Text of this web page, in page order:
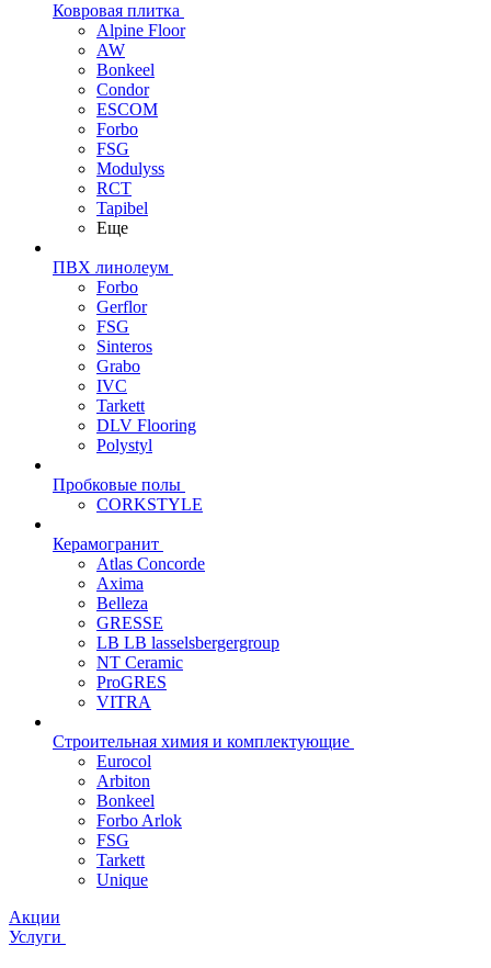
Ковровая плитка
Alpine Floor
AW
Bonkeel
Condor
ESCOM
Forbo
FSG
Modulyss
RCT
Tapibel
Еще
ПВХ линолеум
Forbo
Gerflor
FSG
Sinteros
Grabo
IVC
Tarkett
DLV Flooring
Polystyl
Пробковые полы
CORKSTYLE
Керамогранит
Atlas Concorde
Axima
Belleza
GRESSE
LB LB lasselsbergergroup
NT Ceramic
ProGRES
VITRA
Строительная химия и комплектующие
Eurocol
Arbiton
Bonkeel
Forbo Arlok
FSG
Tarkett
Unique
Акции
Услуги